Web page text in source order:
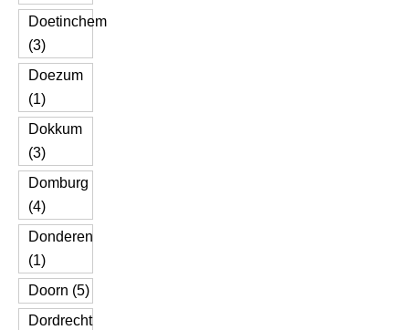
Doetinchem
(3)
Doezum
(1)
Dokkum
(3)
Domburg
(4)
Donderen
(1)
Doorn (5)
Dordrecht